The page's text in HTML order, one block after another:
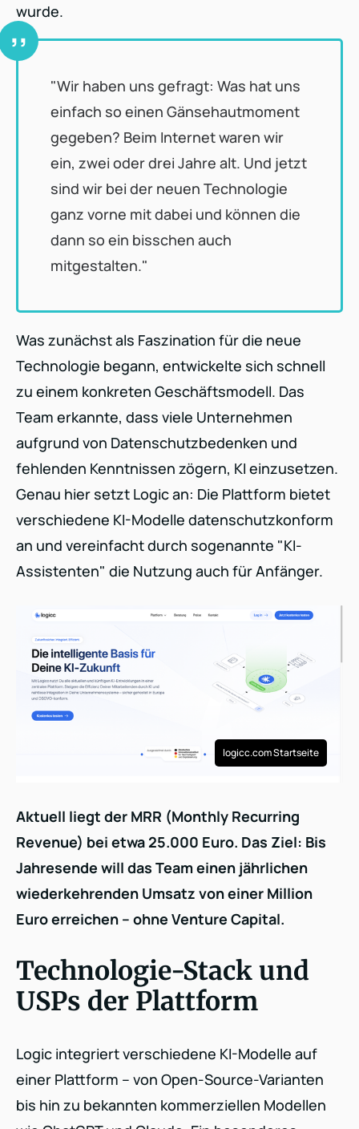
wurde.
"Wir haben uns gefragt: Was hat uns
einfach so einen Gänsehautmoment
gegeben? Beim Internet waren wir
ein, zwei oder drei Jahre alt. Und jetzt
sind wir bei der neuen Technologie
ganz vorne mit dabei und können die
dann so ein bisschen auch
mitgestalten."
Was zunächst als Faszination für die neue
Technologie begann, entwickelte sich schnell
zu einem konkreten Geschäftsmodell. Das
Team erkannte, dass viele Unternehmen
aufgrund von Datenschutzbedenken und
fehlenden Kenntnissen zögern, KI einzusetzen.
Genau hier setzt Logic an: Die Plattform bietet
verschiedene KI-Modelle datenschutzkonform
an und vereinfacht durch sogenannte "KI-
Assistenten" die Nutzung auch für Anfänger.
logicc.com Startseite
Aktuell liegt der MRR (Monthly Recurring
Revenue) bei etwa 25.000 Euro. Das Ziel: Bis
Jahresende will das Team einen jährlichen
wiederkehrenden Umsatz von einer Million
Euro erreichen – ohne Venture Capital.
Technologie-Stack und
USPs der Plattform
Logic integriert verschiedene KI-Modelle auf
einer Plattform – von Open-Source-Varianten
bis hin zu bekannten kommerziellen Modellen